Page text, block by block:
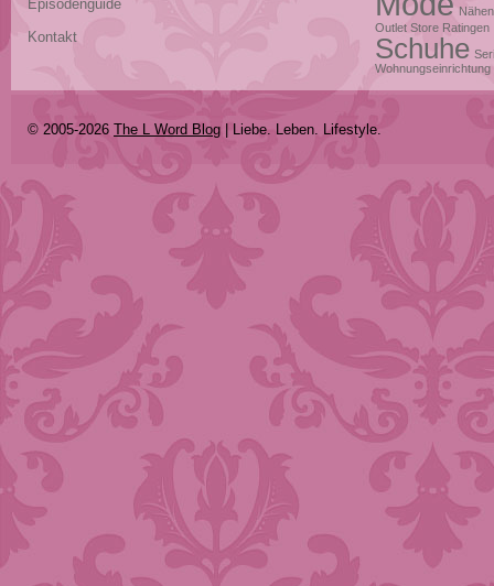
Episodenguide
Kontakt
Nähen
Outlet Store Ratingen
Schuhe
Wohnungseinrichtung
© 2005-2026 The L Word Blog | Liebe. Leben. Lifestyle.